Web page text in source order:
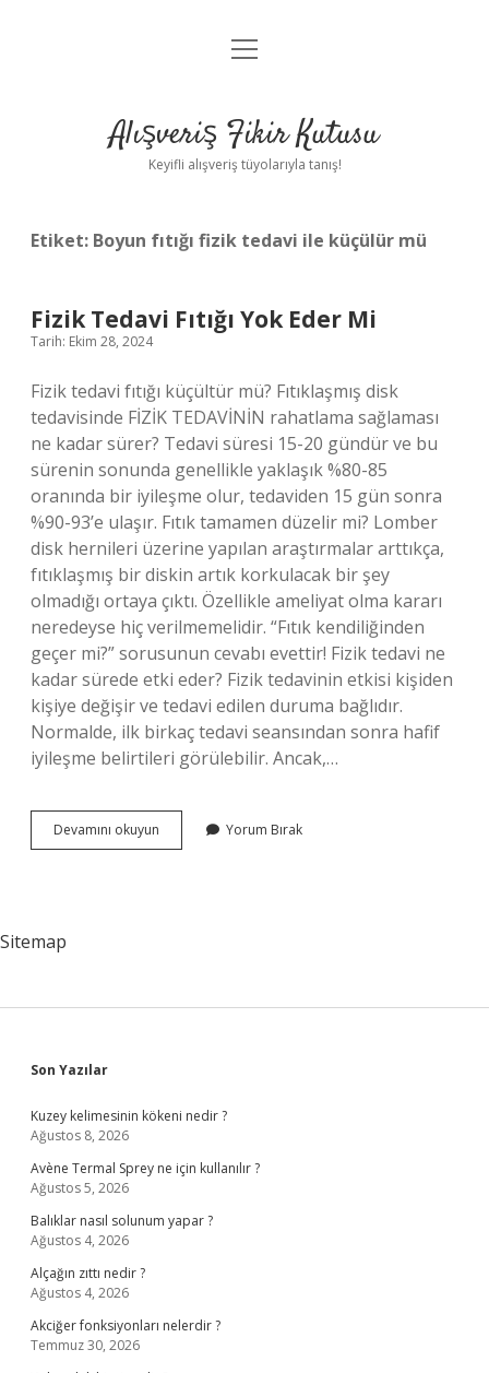
Anasayfa
Yasal Uyarı
menüyü
Alışveriş Fikir Kutusu
Keyifli alışveriş tüyolarıyla tanış!
Etiket: Boyun fıtığı fizik tedavi ile küçülür mü
Fizik Tedavi Fıtığı Yok Eder Mi
Tarih: Ekim 28, 2024
Fizik tedavi fıtığı küçültür mü? Fıtıklaşmış disk
tedavisinde FİZİK TEDAVİNİN rahatlama sağlaması
ne kadar sürer? Tedavi süresi 15-20 gündür ve bu
sürenin sonunda genellikle yaklaşık %80-85
oranında bir iyileşme olur, tedaviden 15 gün sonra
%90-93’e ulaşır. Fıtık tamamen düzelir mi? Lomber
disk hernileri üzerine yapılan araştırmalar arttıkça,
fıtıklaşmış bir diskin artık korkulacak bir şey
olmadığı ortaya çıktı. Özellikle ameliyat olma kararı
neredeyse hiç verilmemelidir. “Fıtık kendiliğinden
geçer mi?” sorusunun cevabı evettir! Fizik tedavi ne
kadar sürede etki eder? Fizik tedavinin etkisi kişiden
kişiye değişir ve tedavi edilen duruma bağlıdır.
Normalde, ilk birkaç tedavi seansından sonra hafif
iyileşme belirtileri görülebilir. Ancak,…
Devamını okuyun
Tedavi
Yorum Bırak
Sitemap
Sidebar
Son Yazılar
Kuzey kelimesinin kökeni nedir ?
Ağustos 8, 2026
Avène Termal Sprey ne için kullanılır ?
Ağustos 5, 2026
Balıklar nasıl solunum yapar ?
Ağustos 4, 2026
Alçağın zıttı nedir ?
Ağustos 4, 2026
Akciğer fonksiyonları nelerdir ?
Temmuz 30, 2026